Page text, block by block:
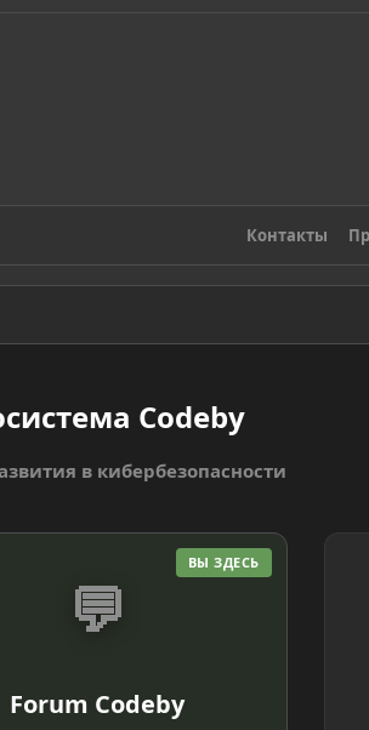
Контакты
Codeby
в кибербезопасности
ВЫ ЗДЕСЬ
💬
Forum Codeby